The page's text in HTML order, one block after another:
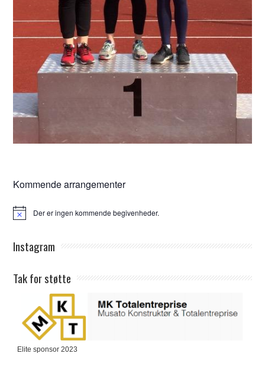
Kommende arrangementer
Notice Der er ingen kommende begivenheder.
Instagram
Tak for støtte
Elite sponsor 2023